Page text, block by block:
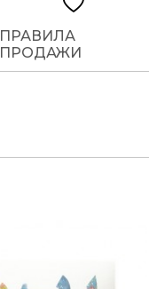
ПРАВИЛА
ПРОДАЖИ